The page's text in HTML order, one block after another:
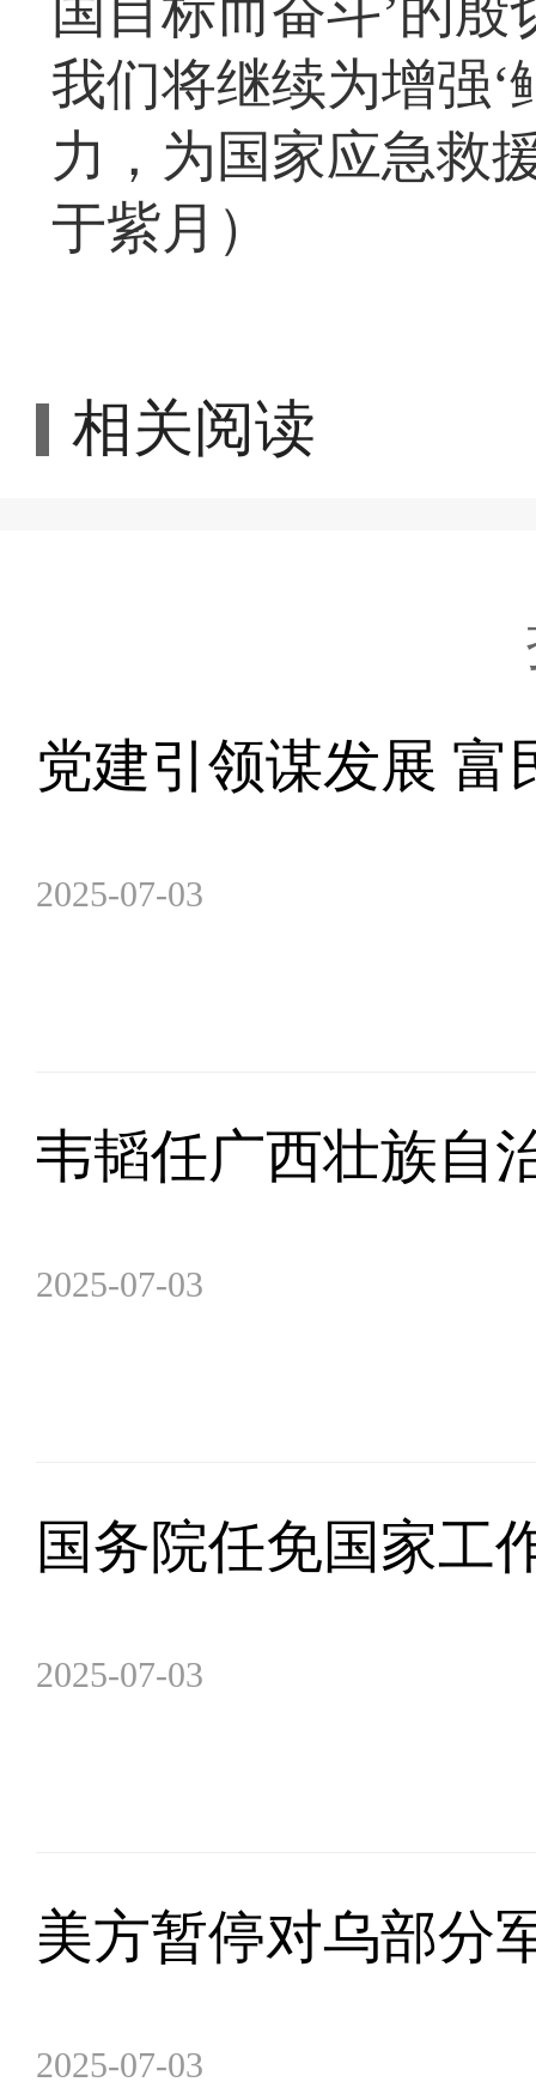
国目标而奋斗’的
我们将继续为增强‘
力，为国家应急救
于紫月）
相关阅读
党建引领谋发展 富
2025-07-03
韦韬任广西壮族自
2025-07-03
国务院任免国家工
2025-07-03
美方暂停对乌部分
2025-07-03